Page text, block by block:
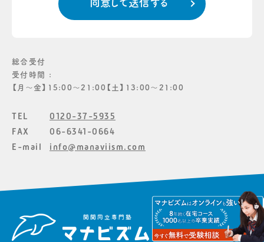
総合受付
受付時間 :
【月〜金】15:00〜21:00【土】13:00〜21:00
TEL
0120-37-5935
FAX
06-6341-0664
E-mail
info@manaviism.com